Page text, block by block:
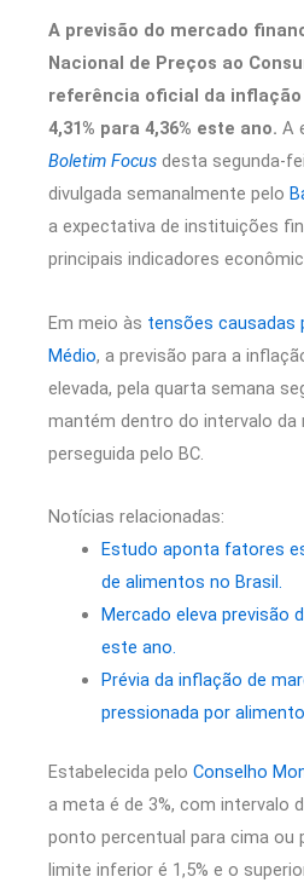
A previsão do mercado
Nacional de Preços ao
referência oficial da inflação
4,31% para 4,36% este ano. A
Boletim Focus desta segunda-
divulgada semanalmente pelo
a expectativa de instituições
principais indicadores
Em meio às tensões causadas
Médio, a previsão para a
elevada, pela quarta semana
mantém dentro do intervalo da
perseguida pelo BC.
Notícias relacionadas:
Estudo aponta fatores
de alimentos no Brasil.
Mercado eleva previsão
este ano.
Prévia da inflação de
pressionada por
Estabelecida pelo Conselho
a meta é de 3%, com intervalo
ponto percentual para cima ou
limite inferior é 1,5% e o